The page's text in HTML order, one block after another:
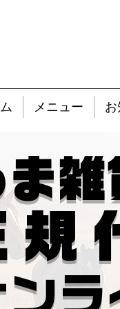
メニュー
雑
規
ラ